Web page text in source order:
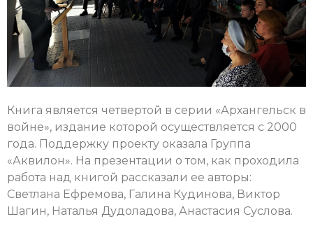
Книга является четвертой в серии «Архангельск в
войне», издание которой осуществляется с 2000
года. Поддержку проекту оказала Группа
«Аквилон». На презентации о том, как проходила
работа над книгой рассказали ее авторы:
Светлана Ефремова, Галина Кудинова, Виктор
Шагин, Наталья Дудоладова, Анастасия Суслова.